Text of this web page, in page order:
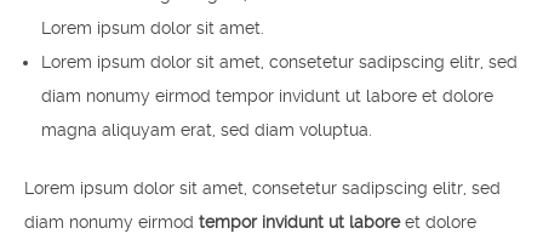
Lorem ipsum dolor sit amet.
Lorem ipsum dolor sit amet, consetetur sadipscing elitr, sed
diam nonumy eirmod tempor invidunt ut labore et dolore
magna aliquyam erat, sed diam voluptua.
Lorem ipsum dolor sit amet, consetetur sadipscing elitr, sed
diam nonumy eirmod tempor invidunt ut laboreet dolore